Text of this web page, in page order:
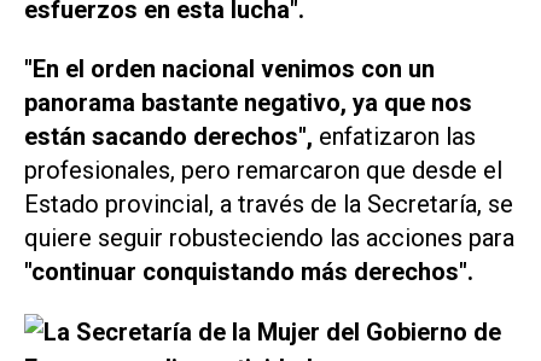
esfuerzos en esta lucha".
"En el orden nacional venimos con un
panorama bastante negativo, ya que nos
están sacando derechos", enfatizaron las
profesionales, pero remarcaron que desde el
Estado provincial, a través de la Secretaría, se
quiere seguir robusteciendo las acciones para
"continuar conquistando más derechos".